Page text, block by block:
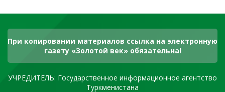
При копировании материалов ссылка на электронную
газету «Золотой век» обязательна!
УЧРЕДИТЕЛЬ: Государственное информационное агентство
Туркменистана